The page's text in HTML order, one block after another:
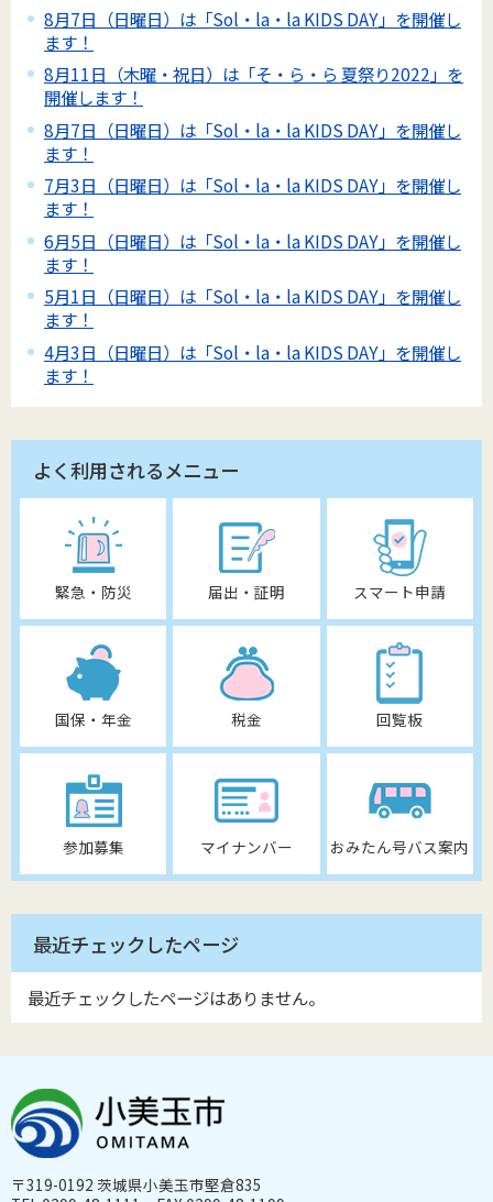
8月7日（日曜日）は「Sol・la・la KIDS DAY」を開催し
ます！
8月11日（木曜・祝日）は「そ・ら・ら 夏祭り2022」を
開催します！
8月7日（日曜日）は「Sol・la・la KIDS DAY」を開催し
ます！
7月3日（日曜日）は「Sol・la・la KIDS DAY」を開催し
ます！
6月5日（日曜日）は「Sol・la・la KIDS DAY」を開催し
ます！
5月1日（日曜日）は「Sol・la・la KIDS DAY」を開催し
ます！
4月3日（日曜日）は「Sol・la・la KIDS DAY」を開催し
ます！
よく利用されるメニュー
緊急・防災 届出・証明 スマート申請
国保・年金 税金 回覧板
参加募集 マイナンバー おみたん号バス案内
最近チェックしたページ
最近チェックしたページはありません。
〒319-0192 茨城県小美玉市堅倉835